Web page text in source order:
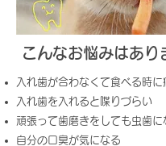
こんなお悩みはあり
入れ歯が合わなくて食べる時に
​入れ歯を入れると喋りづらい
頑張って歯磨きをしても虫歯に
自分の口臭が気になる